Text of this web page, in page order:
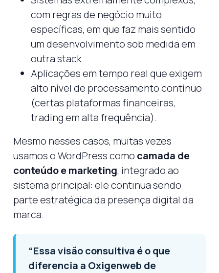
com regras de negócio muito
específicas, em que faz mais sentido
um desenvolvimento sob medida em
outra stack.
Aplicações em tempo real que exigem
alto nível de processamento contínuo
(certas plataformas financeiras,
trading em alta frequência).
Mesmo nesses casos, muitas vezes
usamos o WordPress como camada de
conteúdo e marketing, integrado ao
sistema principal: ele continua sendo
parte estratégica da presença digital da
marca.
“Essa visão consultiva é o que
diferencia a Oxigenweb de